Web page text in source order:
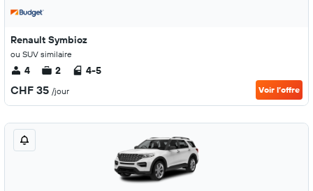
Renault Symbioz
ou SUV similaire
4 2 4-5
CHF 35 /jour Voir l’offre